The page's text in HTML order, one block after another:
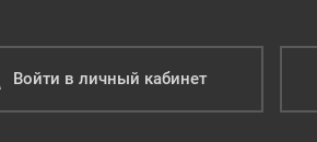
Войти в личный кабинет